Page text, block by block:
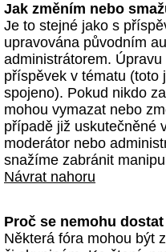
Jak změním nebo
Je to stejné jako s
upravována původním
administrátorem.
příspěvek v tématu (toto
spojeno). Pokud nikdo
mohou vymazat nebo
případě již uskutečněné
moderátor nebo
snažíme zabránit
Návrat nahoru
Proč se nemohu
Některá fóra mohou být